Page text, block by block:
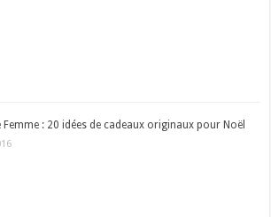
Femme : 20 idées de cadeaux originaux pour Noël